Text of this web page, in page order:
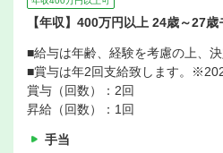
【年収】400万円以上 24歳～27
■給与は年齢、経験を考慮の上、決
■賞与は年2回支給致します。
賞与（回数）：2回
昇給（回数）：1回
手当